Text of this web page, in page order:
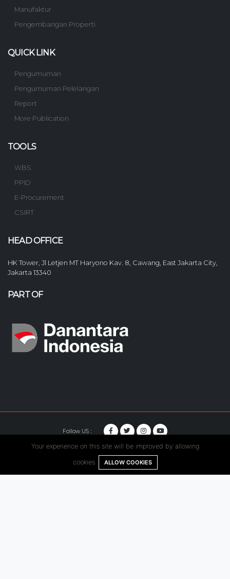
Manufaktur
Pengembangan Properti
QUICK LINK
Pengumuman
Pengumuman Pelelangan
Report
More Publication
TOOLS
WBS
PPID
E-Procurement
CSIRT
HEAD OFFICE
HK Tower, Jl Letjen MT Haryono Kav. 8, Cawang, East Jakarta City,
Jakarta 13340
PART OF
Follow US :
© Copyright 2020. Hutama Karya All Rights Reserved.
Your experience on this site will be improved by allowing
cookies. ALLOW COOKIES